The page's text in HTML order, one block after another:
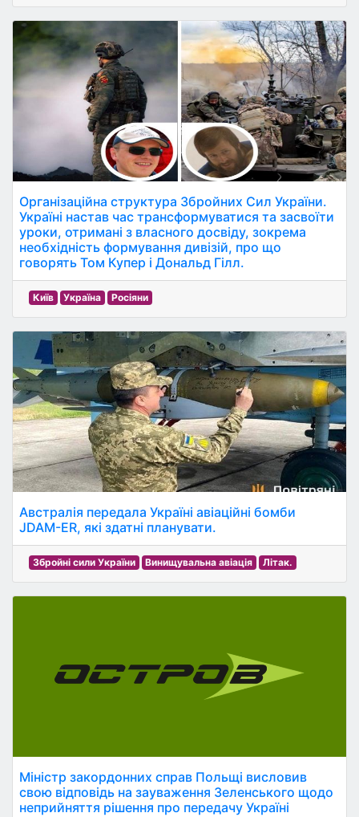
Організаційна структура Збройних Сил України.
Україні настав час трансформуватися та засвоїти
уроки, отримані з власного досвіду, зокрема
необхідність формування дивізій, про що
говорять Том Купер і Дональд Гілл.
Київ Україна Росіяни
Австралія передала Україні авіаційні бомби
JDAM-ER, які здатні планувати.
Збройні сили України Винищувальна авіація Літак.
Міністр закордонних справ Польщі висловив
свою відповідь на зауваження Зеленського щодо
неприйняття рішення про передачу Україні